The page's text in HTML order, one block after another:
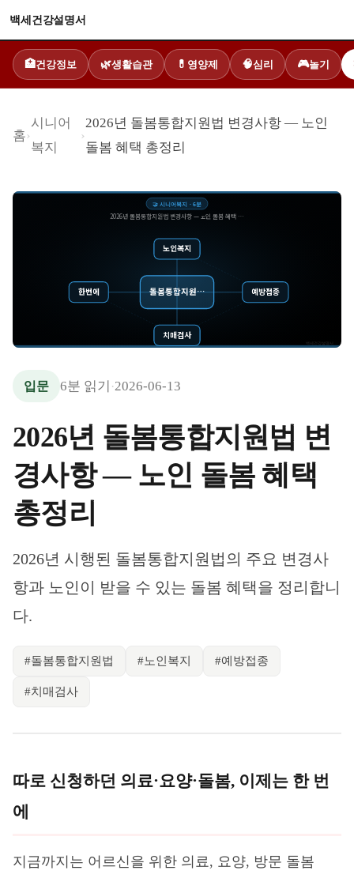
백세건강설명서
🏥 건강정보 🌿생활습관 💊 영양제 🧠심리 🎮놀기
홈›
시니어
복지
›
2026년 돌봄통합지원법 변경사항 — 노인
돌봄 혜택 총정리
🤝 시니어복지 · 6분
2026년 돌봄통합지원법 변경사항 — 노인 돌봄 혜택 …
노인복지
예방접종
치매검사
한번에 돌봄통합지원…
백세건강설명서
입문 6분 읽기 ·2026-06-13
2026년 돌봄통합지원법 변
경사항 — 노인 돌봄 혜택
총정리
2026년 시행된 돌봄통합지원법의 주요 변경사
항과 노인이 받을 수 있는 돌봄 혜택을 정리합니
다.
#돌봄통합지원법 #노인복지 #예방접종
#치매검사
따로 신청하던 의료·요양·돌봄, 이제는 한 번
에
지금까지는 어르신을 위한 의료, 요양, 방문 돌봄